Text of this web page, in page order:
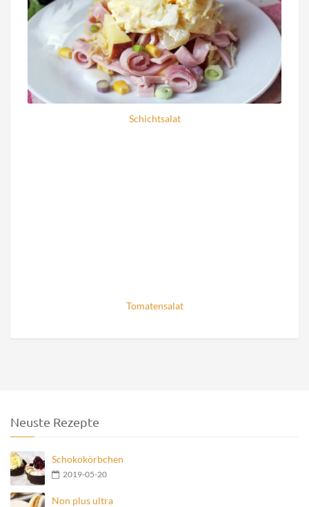
Schichtsalat
Tomatensalat
Neuste Rezepte
Schokokörbchen
2019-05-20
Non plus ultra